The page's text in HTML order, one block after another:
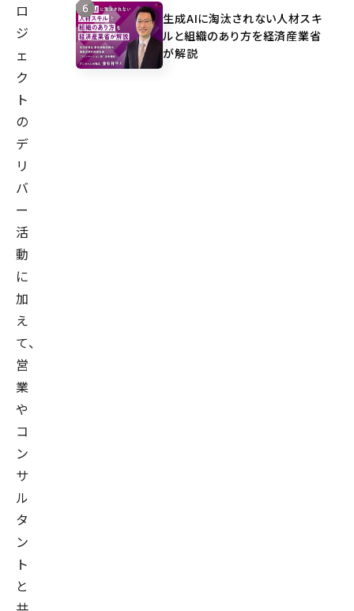
ロ
ジ
ェ
ク
ト
の
デ
リ
バ
ー
活
動
に
加
え
て、
営
業
や
コ
ン
サ
ル
タ
ン
ト
と
生成AIに淘汰されない人材スキ
ルと組織のあり方を経済産業省
が解説